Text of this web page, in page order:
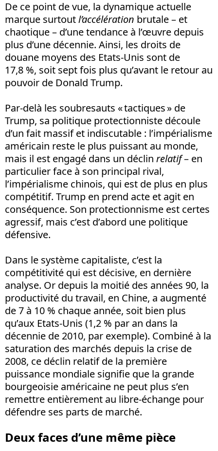
De ce point de vue, la dynamique actuelle
marque surtoutl’accélération brutale – et
chaotique – d’une tendance à l’œuvre depuis
plus d’une décennie. Ainsi, les droits de
douane moyens des Etats-Unis sont de
17,8 %, soit sept fois plus qu’avant le retour au
pouvoir de Donald Trump.
Par-delà les soubresauts « tactiques » de
Trump, sa politique protectionniste découle
d’un fait massif et indiscutable : l’impérialisme
américain reste le plus puissant au monde,
mais il est engagé dans un déclin relatif– en
particulier face à son principal rival,
l’impérialisme chinois, qui est de plus en plus
compétitif. Trump en prend acte et agit en
conséquence. Son protectionnisme est certes
agressif, mais c’est d’abord une politique
défensive.
Dans le système capitaliste, c’est la
compétitivité qui est décisive, en dernière
analyse. Or depuis la moitié des années 90, la
productivité du travail, en Chine, a augmenté
de 7 à 10 % chaque année, soit bien plus
qu’aux Etats-Unis (1,2 % par an dans la
décennie de 2010, par exemple). Combiné à la
saturation des marchés depuis la crise de
2008, ce déclin relatif de la première
puissance mondiale signifie que la grande
bourgeoisie américaine ne peut plus s’en
remettre entièrement au libre-échange pour
défendre ses parts de marché.
Deux faces d’une même pièce